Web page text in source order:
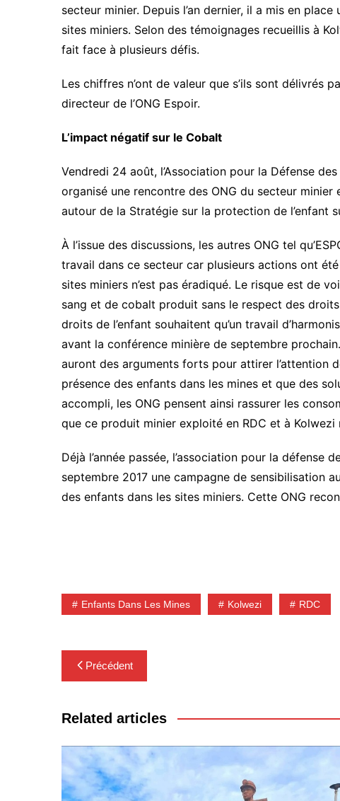
secteur minier. Depuis l’an dernier, il a mis en
sites miniers. Selon des témoignages recueillis à
fait face à plusieurs défis.
Les chiffres n’ont de valeur que s’ils sont délivrés
directeur de l’ONG Espoir.
L’impact négatif sur le Cobalt
Vendredi 24 août, l’Association pour la Défense
organisé une rencontre des ONG du secteur
autour de la Stratégie sur la protection de l’enfant
À l’issue des discussions, les autres ONG tel
travail dans ce secteur car plusieurs actions ont
sites miniers n’est pas éradiqué. Le risque est de
sang et de cobalt produit sans le respect des
droits de l’enfant souhaitent qu’un travail
avant la conférence minière de septembre
auront des arguments forts pour attirer l’attention
présence des enfants dans les mines et que des
accompli, les ONG pensent ainsi rassurer les
que ce produit minier exploité en RDC et à
Déjà l’année passée, l’association pour la défense
septembre 2017 une campagne de sensibilisation
des enfants dans les sites miniers. Cette ONG
Enfants Dans Les Mines Kolwezi RDC
Navigation
de
l’article
Précédent
Related articles